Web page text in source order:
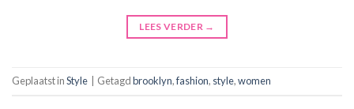
LEES VERDER →
Geplaatst inStyle Getagdbrooklyn,fashion, style,women